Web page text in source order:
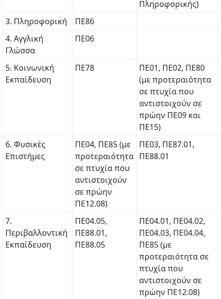
Πληροφορικής)
3. Πληροφορική
ΠΕ86
4. Αγγλική
Γλώσσα
ΠΕ06
5. Κοινωνική
Εκπαίδευση
ΠΕ78
ΠΕ01, ΠΕ02, ΠΕ80
(με προτεραιότητα
σε πτυχία που
αντιστοιχούν σε
πρώην ΠΕ09 και
ΠΕ15)
6. Φυσικές
Επιστήμες
ΠΕ04, ΠΕ85 (με
προτεραιότητα
σε πτυχία που
αντιστοιχούν
σε πρώην
ΠΕ12.08)
ΠΕ03, ΠΕ87.01,
ΠΕ88.01
7.
Περιβαλλοντική
Εκπαίδευση
ΠΕ04.05,
ΠΕ88.01,
ΠΕ88.05
ΠΕ04.01, ΠΕ04.02,
ΠΕ04.03, ΠΕ04.04,
ΠΕ85 (με
προτεραιότητα σε
πτυχία που
αντιστοιχούν σε
πρώην ΠΕ12.08)